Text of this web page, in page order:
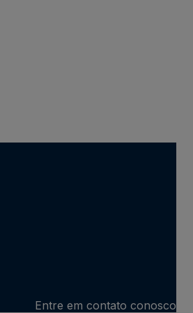
Entre em contato conosco